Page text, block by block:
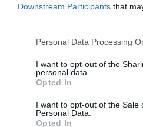
Downstream Participants that
Personal Data Processing
I want to opt-out of the
personal data.
Opted In
I want to opt-out of the Sale
Personal Data.
Opted In
unabalanza comercial
También se han producido
Getafe CFpudieraninscribir
compran más que venden
El análisis se concentraba